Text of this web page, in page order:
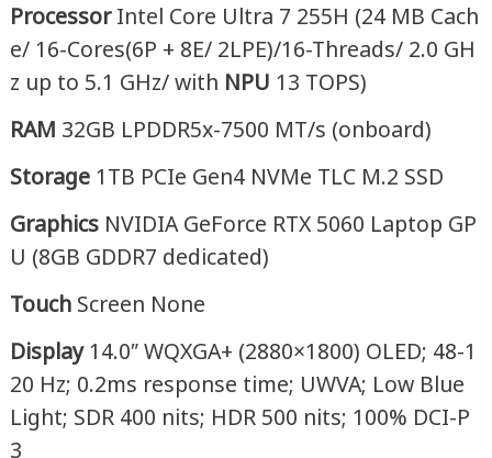
ProcessorIntel Core Ultra 7 255H (24 MB Cach
e/ 16-Cores(6P + 8E/ 2LPE)/16-Threads/ 2.0 GH
z up to 5.1 GHz/ with NPU 13 TOPS)
RAM 32GB LPDDR5x-7500 MT/s (onboard)
Storage 1TB PCIe Gen4 NVMe TLC M.2 SSD
Graphics NVIDIA GeForce RTX 5060 Laptop GP
U (8GB GDDR7 dedicated)
Touch Screen None
Display14.0″ WQXGA+ (2880×1800) OLED; 48-1
20 Hz; 0.2ms response time; UWVA; Low Blue
Light; SDR 400 nits; HDR 500 nits; 100% DCI-P